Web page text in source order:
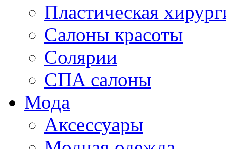
Пластическая
Салоны красоты
Солярии
СПА салоны
Мода
Аксессуары